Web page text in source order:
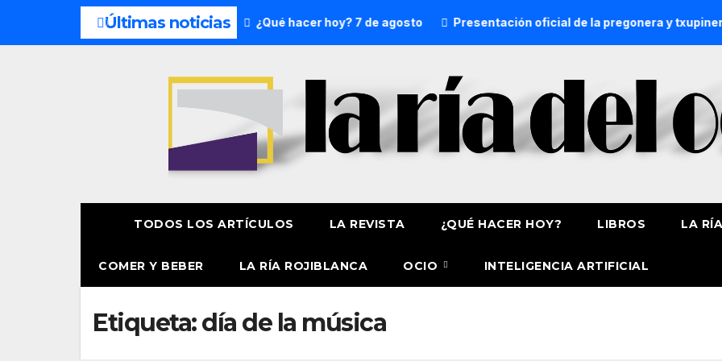
Últimas noticias
del fin de semana: 8 y 9 de agosto ¿Qué hacer hoy? 7 de agosto Presentación oficial de la pregonera y txupinera
TODOS LOS ARTÍCULOS LA REVISTA ¿QUÉ HACER HOY? LIBROS LA
COMER Y BEBER LA RÍA ROJIBLANCA OCIO INTELIGENCIA ARTIFICIAL
Etiqueta:día de la música